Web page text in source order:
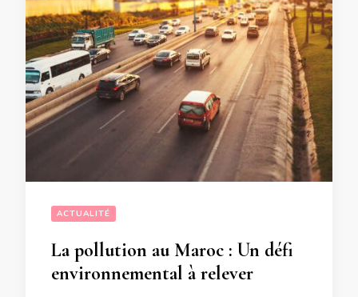
ACTUALITÉ
La pollution au Maroc : Un défi
environnemental à relever